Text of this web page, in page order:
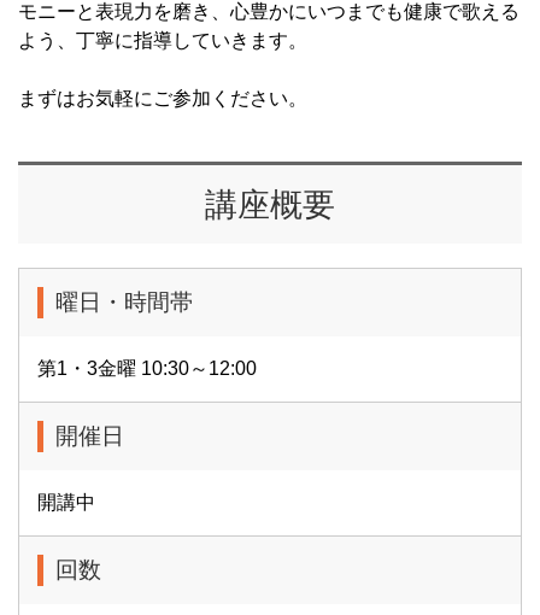
モニーと表現力を磨き、心豊かにいつまでも健康で歌える
よう、丁寧に指導していきます。
まずはお気軽にご参加ください。
講座概要
曜日・時間帯
第1・3金曜 10:30～12:00
開催日
開講中
回数